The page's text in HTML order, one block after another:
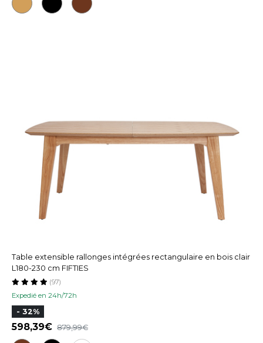
Table extensible rallonges intégrées rectangulaire en bois clair
L180-230 cm FIFTIES
Expedié en 24h/72h
(97)
- 32%
598,39 879,99